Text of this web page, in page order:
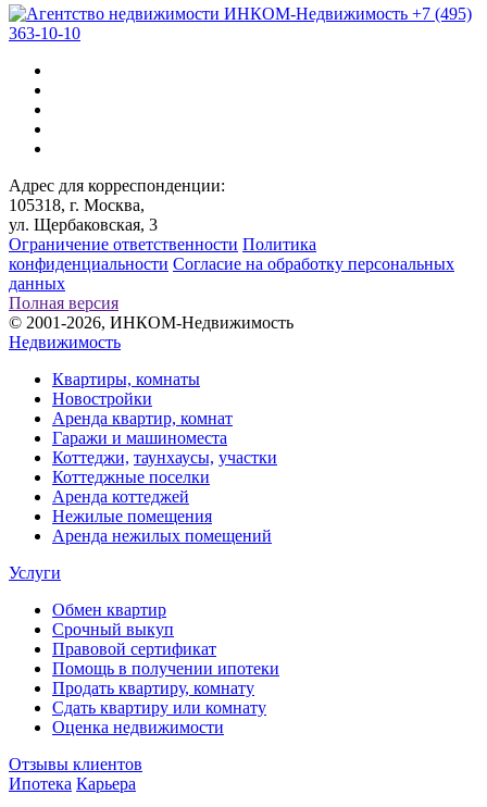
+7 (495)
363-10-10
Адрес для корреспонденции:
105318, г. Москва,
ул. Щербаковская, 3
Ограничение ответственности Политика
конфиденциальности Согласие на обработку персональных
данных
Полная версия
© 2001-2026, ИНКОМ-Недвижимость
Недвижимость
Квартиры, комнаты
Новостройки
Аренда квартир, комнат
Гаражи и машиноместа
Коттеджи, таунхаусы, участки
Коттеджные поселки
Аренда коттеджей
Нежилые помещения
Аренда нежилых помещений
Услуги
Обмен квартир
Срочный выкуп
Правовой сертификат
Помощь в получении ипотеки
Продать квартиру, комнату
Сдать квартиру или комнату
Оценка недвижимости
Отзывы клиентов
Ипотека Карьера